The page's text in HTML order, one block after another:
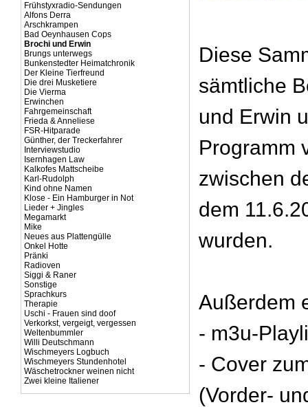
Frühstyxradio-Sendungen
Alfons Derra
Arschkrampen
Bad Oeynhausen Cops
Brochi und Erwin
Brungs unterwegs
Bunkenstedter Heimatchronik
Der Kleine Tierfreund
Die drei Musketiere
Die Vierma
Erwinchen
Fahrgemeinschaft
Frieda & Anneliese
FSR-Hitparade
Günther, der Treckerfahrer
Interviewstudio
Isernhagen Law
Kalkofes Mattscheibe
Karl-Rudolph
Kind ohne Namen
Klose - Ein Hamburger in Not
Lieder + Jingles
Megamarkt
Mike
Neues aus Plattengülle
Onkel Hotte
Pränki
Radioven
Siggi & Raner
Sonstige
Sprachkurs
Therapie
Uschi - Frauen sind doof
Verkorkst, vergeigt, vergessen
Weltenbummler
Willi Deutschmann
Wischmeyers Logbuch
Wischmeyers Stundenhotel
Wäschetrockner weinen nicht
Zwei kleine Italiener
Diese
sämtliche
und Erwin
Programm
zwischen
dem
wurden.
Außerdem
- m3u-
- Cover
(Vorder-